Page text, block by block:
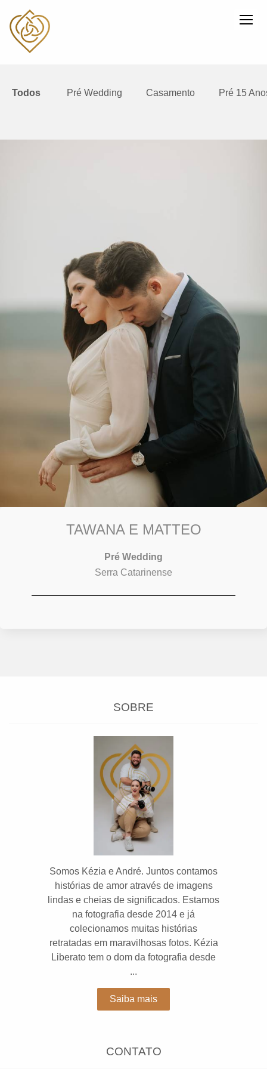
Todos Pré Wedding Casamento Pré 15
TAWANA E MATTEO
Pré Wedding
Serra Catarinense
SOBRE
Somos Kézia e André. Juntos contamos
histórias de amor através de imagens
lindas e cheias de significados. Estamos
na fotografia desde 2014 e já
colecionamos muitas histórias
retratadas em maravilhosas fotos. Kézia
Liberato tem o dom da fotografia desde
...
Saiba mais
CONTATO